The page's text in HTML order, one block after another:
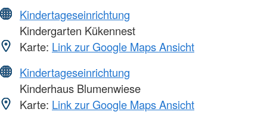
Kindertageseinrichtung
Kindergarten Kükennest
Karte: Link zur Google Maps Ansicht
Kindertageseinrichtung
Kinderhaus Blumenwiese
Karte: Link zur Google Maps Ansicht